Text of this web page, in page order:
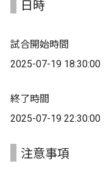
日時
試合開始時間
2025-07-19 18:30:00
終了時間
2025-07-19 22:30:00
注意事項